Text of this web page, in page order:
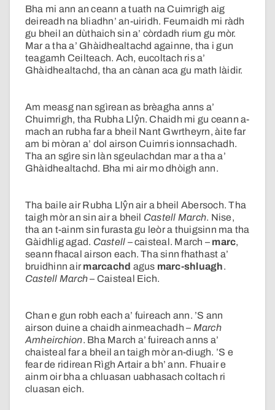
Bha mi ann an ceann a tuath na Cuimrigh aig
deireadh na bliadhn’ an-uiridh. Feumaidh mi ràdh
gu bheil an dùthaich sin a’ còrdadh rium gu mòr.
Mar a tha a’ Ghàidhealtachd againne, tha i gun
teagamh Ceilteach. Ach, eucoltach ris a’
Ghàidhealtachd, tha an cànan aca gu math làidir.
Am measg nan sgìrean as brèagha anns a’
Chuimrigh, tha Rubha Llŷn. Chaidh mi gu ceann a-
mach an rubha far a bheil Nant Gwrtheyrn, àite far
am bi mòran a’ dol airson Cuimris ionnsachadh.
Tha an sgìre sin làn sgeulachdan mar a tha a’
Ghàidhealtachd. Bha mi air mo dhòigh ann.
Tha baile air Rubha Llŷn air a bheil Abersoch. Tha
taigh mòr an sin air a bheil Castell March. Nise,
tha an t-ainm sin furasta gu leòr a thuigsinn ma tha
Gàidhlig agad. Castell – caisteal. March – marc,
seann fhacal airson each. Tha sinn fhathast a’
bruidhinn air marcachd agus marc-shluagh.
Castell March– Caisteal Eich.
Chan e gun robh each a’ fuireach ann. ’S ann
airson duine a chaidh ainmeachadh – March
Amheirchion. Bha March a’ fuireach anns a’
chaisteal far a bheil an taigh mòr an-diugh. ’S e
fear de ridirean Rìgh Artair a bh’ ann. Fhuair e
ainm oir bha a chluasan uabhasach coltach ri
cluasan eich.